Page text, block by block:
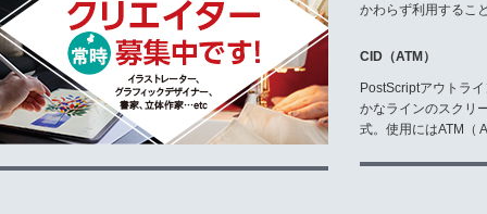
≪受付≫
月̃金曜日 9:00～17:00 (弊社休業
5.複製
お客様は、本ソフトウェアをバ
6.免責その他
(1)弊社は、お客様が本ソフトウ
します。
かわらず利用するこ
CID（ATM）
PostScriptアウトラ
かなラインのスクリ
式。使用にはATM（